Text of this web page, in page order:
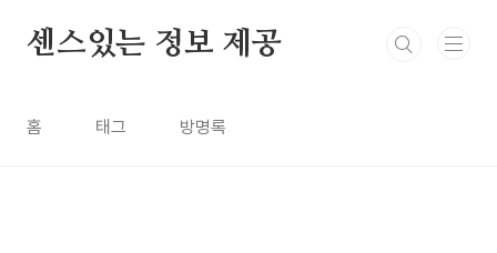
센스있는 정보 제공
홈 태그 방명록